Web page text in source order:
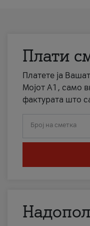
Плати
Платете ја
Мојот А1, само
фактурата што
Број на сметка